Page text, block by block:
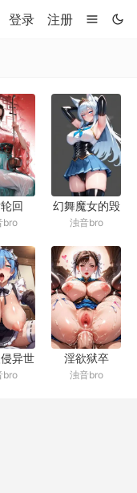
登录 注册
回
bro
幻舞魔女的毁
灭
浊音bro
异世
bro
淫欲狱卒
浊音bro